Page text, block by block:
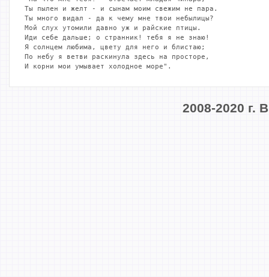
Ты пылен и желт - и сынам моим свежим не пара.
Ты много видал - да к чему мне твои небылицы?
Мой слух утомили давно уж и райские птицы.
Иди себе дальше; о странник! тебя я не знаю!
Я солнцем любима, цвету для него и блистаю;
По небу я ветви раскинула здесь на просторе,
И корни мои умывает холодное море".
2008-2020 г.